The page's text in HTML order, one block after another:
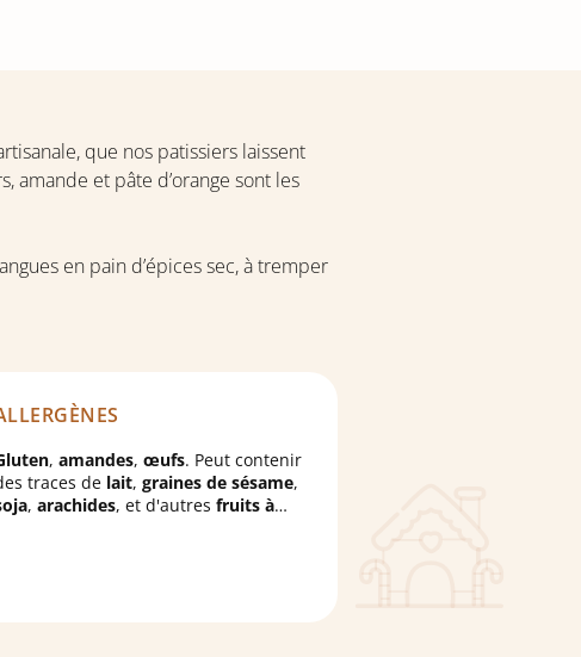
que nos patissiers laissent
amande et pâte d’orange sont les
en pain d’épices sec, à tremper
, amandes, œufs. Peut contenir
traces de lait, graines de sésame,
, arachides, et d'autres fruits à